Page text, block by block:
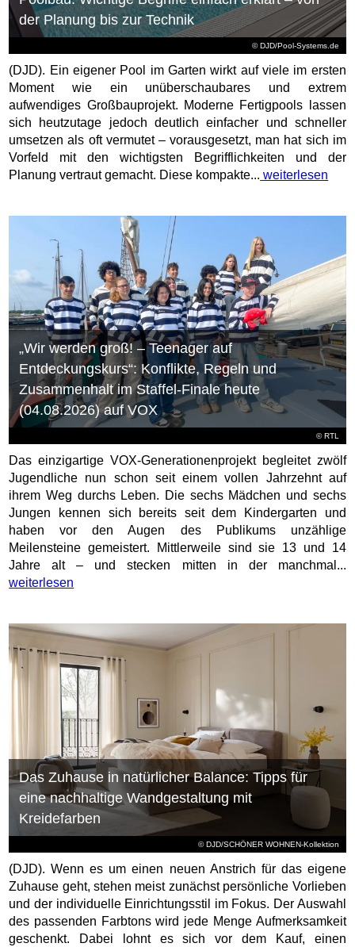
© DJD/Pool-Systems.de
der Planung bis zur Technik
(DJD). Ein eigener Pool im Garten wirkt auf viele im ersten
Moment wie ein unüberschaubares und extrem
aufwendiges Großbauprojekt. Moderne Fertigpools lassen
sich heutzutage jedoch deutlich einfacher und schneller
umsetzen als oft vermutet – vorausgesetzt, man hat sich im
Vorfeld mit den wichtigsten Begrifflichkeiten und der
Planung vertraut gemacht. Diese kompakte... weiterlesen
© RTL
„Wir werden groß! – Teenager auf
Entdeckungskurs“: Konflikte, Regeln und
Zusammenhalt im Staffel-Finale heute
(04.08.2026) auf VOX
Das einzigartige VOX-Generationenprojekt begleitet zwölf
Jugendliche nun schon seit einem vollen Jahrzehnt auf
ihrem Weg durchs Leben. Die sechs Mädchen und sechs
Jungen kennen sich bereits seit dem Kindergarten und
haben vor den Augen des Publikums unzählige
Meilensteine gemeistert. Mittlerweile sind sie 13 und 14
Jahre alt – und stecken mitten in der manchmal...
weiterlesen
© DJD/SCHÖNER WOHNEN-Kollektion
Das Zuhause in natürlicher Balance: Tipps für
eine nachhaltige Wandgestaltung mit
Kreidefarben
(DJD). Wenn es um einen neuen Anstrich für das eigene
Zuhause geht, stehen meist zunächst persönliche Vorlieben
und der individuelle Einrichtungsstil im Fokus. Der Auswahl
des passenden Farbtons wird jede Menge Aufmerksamkeit
geschenkt. Dabei lohnt es sich vor dem Kauf, einen